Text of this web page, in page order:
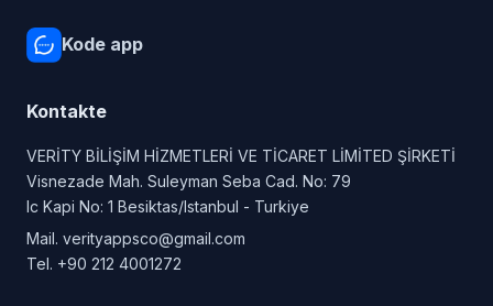
Kode app
Kontakte
VERİTY BİLİŞİM HİZMETLERİ VE TİCARET LİMİTED ŞİRKETİ
Visnezade Mah. Suleyman Seba Cad. No: 79
Ic Kapi No: 1 Besiktas/Istanbul - Turkiye
Mail. verityappsco@gmail.com
Tel. +90 212 4001272